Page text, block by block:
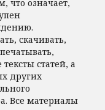
что означает,
скачивать,
статей, а
других
Все материалы